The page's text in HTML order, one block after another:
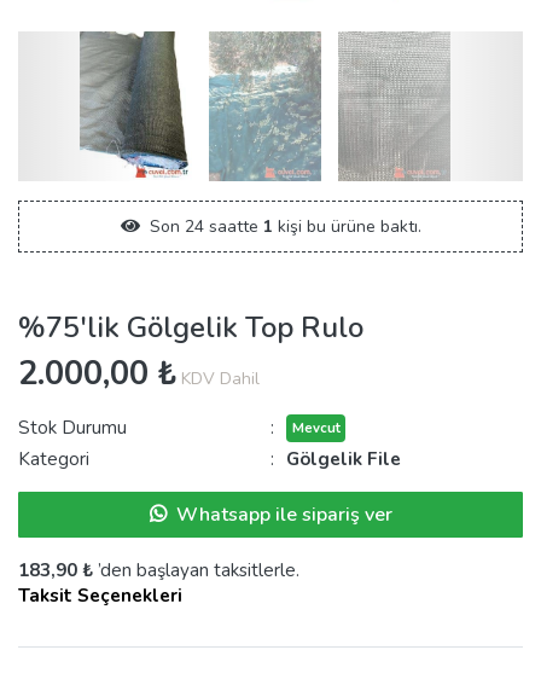
Son 24 saatte 1 kişi bu ürüne baktı.
%75'lik Gölgelik Top Rulo
2.000,00 ₺ KDV Dahil
Stok Durumu : Mevcut
Kategori : Gölgelik File
Whatsapp ile sipariş ver
183,90 ₺ ’den başlayan taksitlerle.
Taksit Seçenekleri